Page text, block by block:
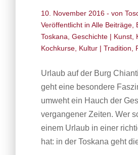
10. November 2016 - von
Veröffentlicht in Alle Beiträge
Toskana Geschichte | Kunst
Kochkurse
Kultur | Tradition
Urlaub auf der Burg
geht eine besondere
umweht ein Hauch der
vergangener Zeiten. Wer
einem Urlaub in einer
hat: in der Toskana geht